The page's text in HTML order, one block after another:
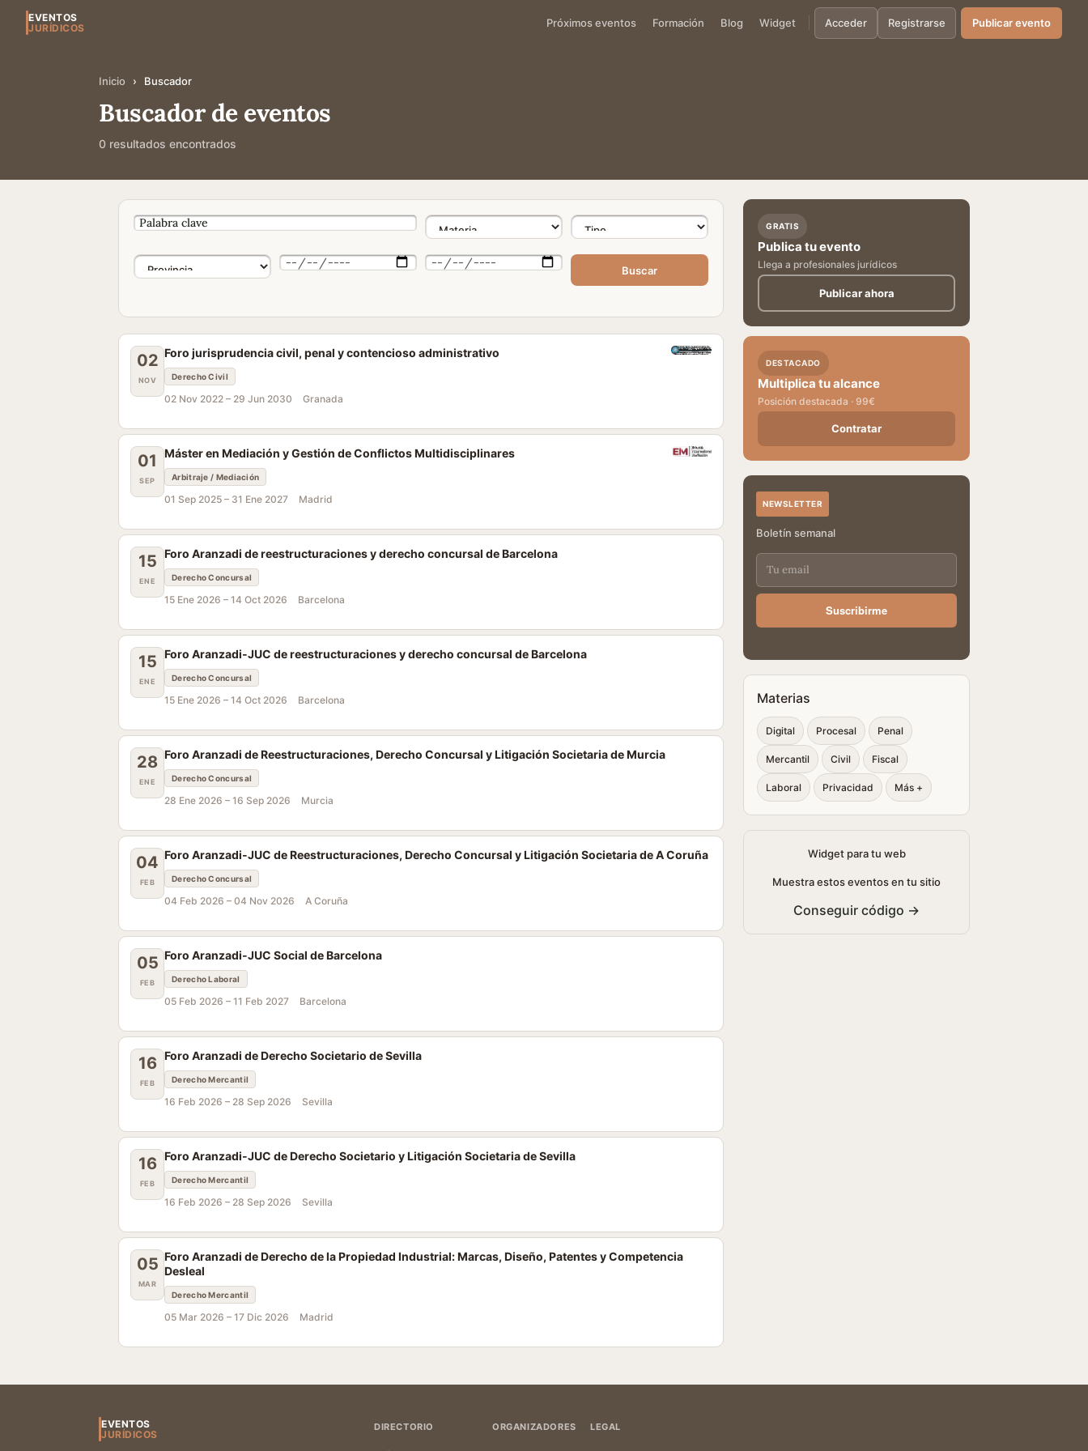
EVENTOS
JURÍDICOS
Próximos eventos Formación Blog Widget Acceder Registrarse Publicar evento
Inicio › Buscador
Buscador de eventos
0 resultados encontrados
Buscar
02
NOV
Foro jurisprudencia civil, penal y contencioso administrativo
Derecho Civil
02 Nov 2022 – 29 Jun 2030 Granada
01
SEP
Máster en Mediación y Gestión de Conflictos Multidisciplinares
Arbitraje / Mediación
01 Sep 2025 – 31 Ene 2027 Madrid
15
ENE
Foro Aranzadi de reestructuraciones y derecho concursal de Barcelona
Derecho Concursal
15 Ene 2026 – 14 Oct 2026 Barcelona
15
ENE
Foro Aranzadi-JUC de reestructuraciones y derecho concursal de Barcelona
Derecho Concursal
15 Ene 2026 – 14 Oct 2026 Barcelona
28
ENE
Foro Aranzadi de Reestructuraciones, Derecho Concursal y Litigación Societaria de Murcia
Derecho Concursal
28 Ene 2026 – 16 Sep 2026 Murcia
04
FEB
Foro Aranzadi-JUC de Reestructuraciones, Derecho Concursal y Litigación Societaria de A Coruña
Derecho Concursal
04 Feb 2026 – 04 Nov 2026 A Coruña
05
FEB
Foro Aranzadi-JUC Social de Barcelona
Derecho Laboral
05 Feb 2026 – 11 Feb 2027 Barcelona
16
FEB
Foro Aranzadi de Derecho Societario de Sevilla
Derecho Mercantil
16 Feb 2026 – 28 Sep 2026 Sevilla
16
FEB
Foro Aranzadi-JUC de Derecho Societario y Litigación Societaria de Sevilla
Derecho Mercantil
16 Feb 2026 – 28 Sep 2026 Sevilla
05
MAR
Foro Aranzadi de Derecho de la Propiedad Industrial: Marcas, Diseño, Patentes y Competencia
Desleal
Derecho Mercantil
05 Mar 2026 – 17 Dic 2026 Madrid
GRATIS
Publica tu evento
Llega a profesionales jurídicos
Publicar ahora
DESTACADO
Multiplica tu alcance
Posición destacada · 99€
Contratar
NEWSLETTER
Boletín semanal
Suscribirme
Materias
Digital Procesal Penal
Mercantil Civil Fiscal
Laboral Privacidad Más +
Widget para tu web
Muestra estos eventos en tu sitio
Conseguir código →
EVENTOS
JURÍDICOS
DIRECTORIO ORGANIZADORES LEGAL